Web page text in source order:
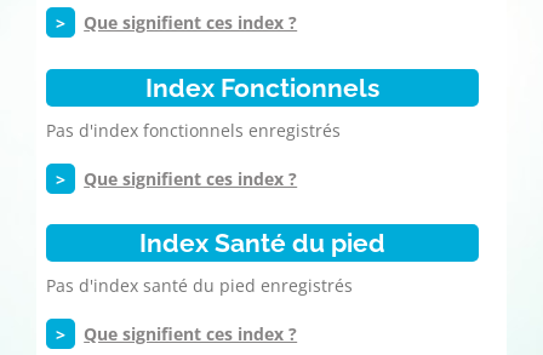
> Que signifient ces index ?
Index Fonctionnels
Pas d'index fonctionnels enregistrés
> Que signifient ces index ?
Index Santé du pied
Pas d'index santé du pied enregistrés
> Que signifient ces index ?